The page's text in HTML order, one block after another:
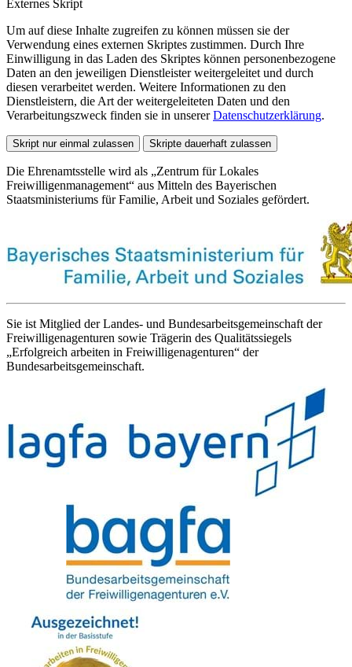
Externes Skript
Um auf diese Inhalte zugreifen zu können müssen sie der
Verwendung eines externen Skriptes zustimmen. Durch Ihre
Einwilligung in das Laden des Skriptes können personenbezogene
Daten an den jeweiligen Dienstleister weitergeleitet und durch
diesen verarbeitet werden. Weitere Informationen zu den
Dienstleistern, die Art der weitergeleiteten Daten und den
Verarbeitungszweck finden sie in unsererDatenschutzerklärung.
Skript nur einmal zulassen Skripte dauerhaft zulassen
Die Ehrenamtsstelle wird als „Zentrum für Lokales
Freiwilligenmanagement“ aus Mitteln des Bayerischen
Staatsministeriums für Familie, Arbeit und Soziales gefördert.
Sie ist Mitglied der Landes- und Bundesarbeitsgemeinschaft der
Freiwilligenagenturen sowie Trägerin des Qualitätssiegels
„Erfolgreich arbeiten in Freiwilligenagenturen“ der
Bundesarbeitsgemeinschaft.